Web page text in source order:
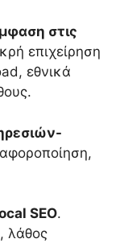
στις
επιχείρηση
εθνικά
SEO.
λάθος